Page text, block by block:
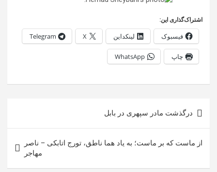
اشتراک‌گذاری این:
فیسبوک لینکداین X
Telegram
چاپ WhatsApp
راهبری
نوشته
درگذشت مادر سپهری در بابل
از ماست که بر ماست؛ به یاد هما ناطق، تورج اتابکی – ناصر
مهاجر